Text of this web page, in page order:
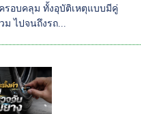
รอบคลุม ทั้งอุบัติเหตุแบบมีคู่
ไปจนถึงรถ...